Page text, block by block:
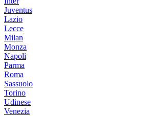
Juventus
Lazio
Lecce
Milan
Monza
Napoli
Parma
Roma
Sassuolo
Torino
Udinese
Venezia